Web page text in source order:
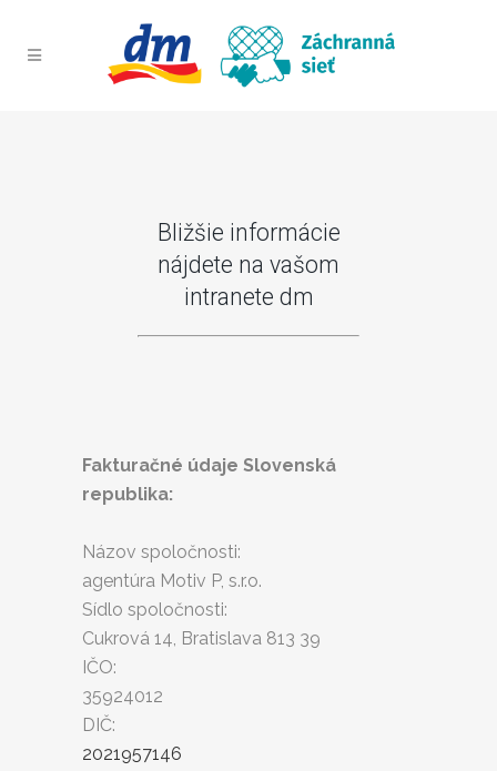
Bližšie informácie
nájdete na vašom
intranete dm
Fakturačné údaje Slovenská
republika:
Názov spoločnosti:
agentúra Motiv P, s.r.o.
Sídlo spoločnosti:
Cukrová 14, Bratislava 813 39
IČO:
35924012
DIČ:
2021957146